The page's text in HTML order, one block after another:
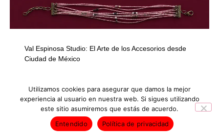
Val Espinosa Studio: El Arte de los Accesorios desde
Ciudad de México
INICIO
NOTICIAS
Derechos Reservados © 2026
Utilizamos cookies para asegurar que damos la mejor
experiencia al usuario en nuestra web. Si sigues utilizando
este sitio asumiremos que estás de acuerdo.
Entendido
Política de privacidad